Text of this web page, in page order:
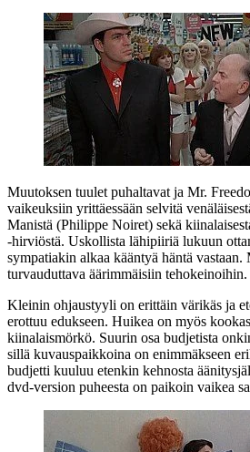
Muutoksen tuulet puhaltavat ja Mr.
vaikeuksiin yrittäessään selvitä
Manistä (Philippe Noiret) sekä
‑hirviöstä. Uskollista lähipiiriä lukuun
sympatiakin alkaa kääntyä häntä vastaan.
turvauduttava äärimmäisiin tehokeinoihin.
Kleinin ohjaustyyli on erittäin värikäs ja
erottuu edukseen. Huikea on myös
kiinalaismörkö. Suurin osa budjetista
sillä kuvauspaikkoina on enimmäkseen
budjetti kuuluu etenkin kehnosta
dvd‑version puheesta on paikoin vaikea